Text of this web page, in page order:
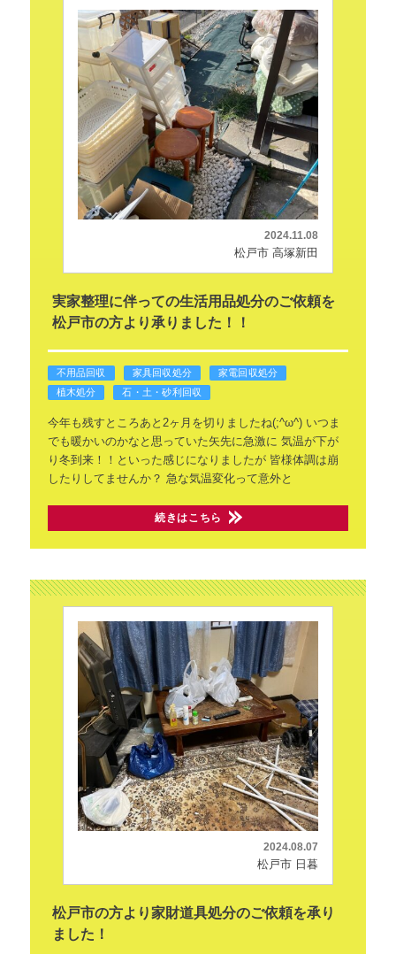
2024.11.08
松戸市 高塚新田
実家整理に伴っての生活用品処分のご依頼を
松戸市の方より承りました！！
不用品回収 家具回収処分
家電回収処分
植木処分
石・土・砂利回収
今年も残すところあと2ヶ月を切りましたね(;^ω^)いつま
でも暖かいのかなと思っていた矢先に急激に 気温が下が
り冬到来！！といった感じになりましたが皆様体調は崩
したりしてませんか？ 急な気温変化って意外と
続きはこちら
2024.08.07
松戸市 日暮
松戸市の方より家財道具処分のご依頼を承り
ました！